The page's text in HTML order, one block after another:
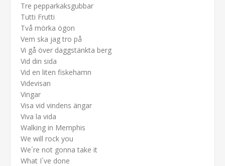
Tre pepparkaksgubbar
Tutti Frutti
Två mörka ögon
Vem ska jag tro på
Vi gå över daggstänkta berg
Vid din sida
Vid en liten fiskehamn
Videvisan
Vingar
Visa vid vindens ängar
Viva la vida
Walking in Memphis
We will rock you
We´re not gonna take it
What I´ve done